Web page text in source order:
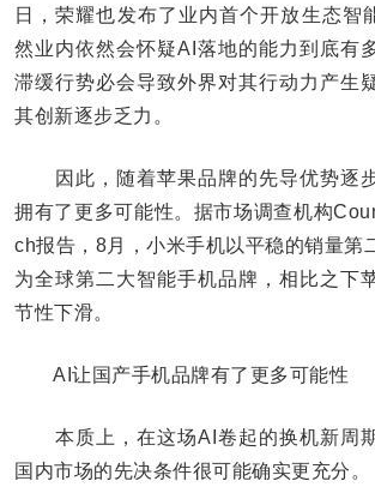
日，荣耀也发布了业内首个开放生态智
然业内依然会怀疑AI落地的能力到底有
滞缓行势必会导致外界对其行动力产生
其创新逐步乏力。
因此，随着苹果品牌的先导优势逐
拥有了更多可能性。据市场调查机构
ch报告，8月，小米手机以平稳的销量第
为全球第二大智能手机品牌，相比之下
节性下滑。
AI让国产手机品牌有了更多可能性
本质上，在这场AI卷起的换机新周
国内市场的先决条件很可能确实更充分。